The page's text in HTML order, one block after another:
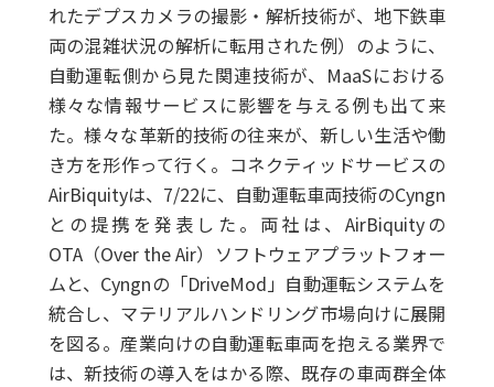
れたデプスカメラの撮影・解析技術が、地下鉄車
両の混雑状況の解析に転用された例）のように、
自動運転側から見た関連技術が、MaaSにおける
様々な情報サービスに影響を与える例も出て来
た。様々な革新的技術の往来が、新しい生活や働
き方を形作って行く。コネクティッドサービスの
AirBiquityは、7/22に、自動運転車両技術のCyngn
との提携を発表した。両社は、AirBiquityの
OTA（Over the Air）ソフトウェアプラットフォー
ムと、Cyngnの「DriveMod」自動運転システムを
統合し、マテリアルハンドリング市場向けに展開
を図る。産業向けの自動運転車両を抱える業界で
は、新技術の導入をはかる際、既存の車両群全体